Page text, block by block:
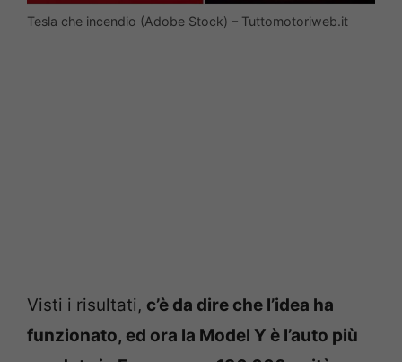
Tesla che incendio (Adobe Stock) – Tuttomotoriweb.it
Visti i risultati, c’è da dire che l’idea ha
funzionato, ed ora la Model Y è l’auto più